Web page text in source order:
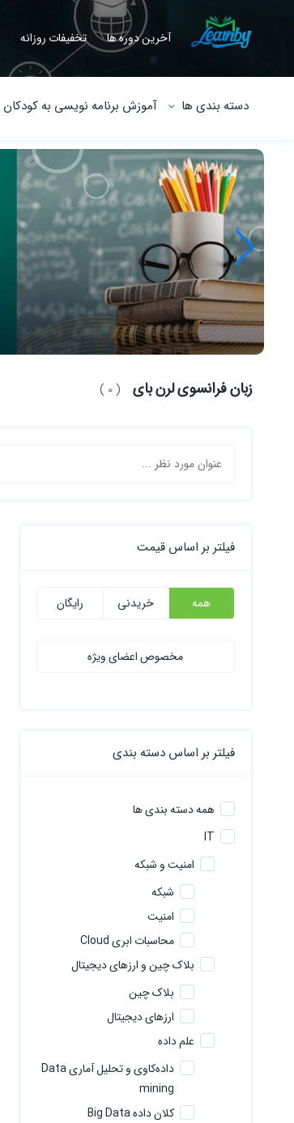
آخرین دوره ها تخفیفات روزانه
دسته بندی ها آموزش برنامه نویسی به کودکان
زبان فرانسوی لرن بای ( 0 )
فیلتر بر اساس قیمت
همه خریدنی رایگان
مخصوص اعضای ویژه
فیلتر بر اساس دسته بندی
همه دسته بندی ها
IT
امنیت و شبکه
شبکه
امنیت
محاسبات ابری Cloud
بلاک چین و ارزهای دیجیتال
بلاک چین
ارزهای دیجیتال
علم داده
داده‌کاوی و تحلیل آماری Data
mining
کلان داده Big Data